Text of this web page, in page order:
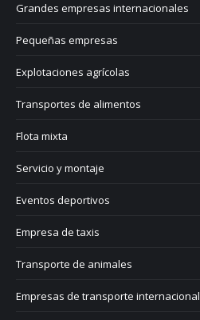
Grandes empresas internacionales
Pequeñas empresas
Explotaciones agrícolas
Transportes de alimentos
Flota mixta
Servicio y montaje
Eventos deportivos
Empresa de taxis
Transporte de animales
Empresas de transporte internacional